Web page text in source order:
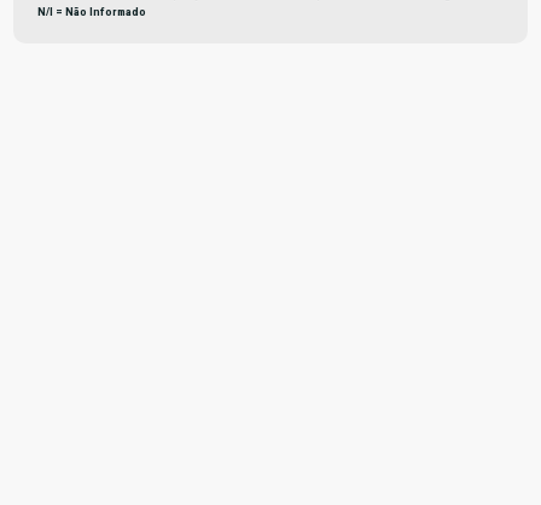
N/I = Não Informado